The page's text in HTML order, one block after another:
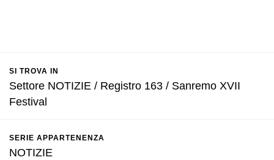
SI TROVA IN
Settore NOTIZIE / Registro 163 / Sanremo XVII
Festival
SERIE APPARTENENZA
NOTIZIE